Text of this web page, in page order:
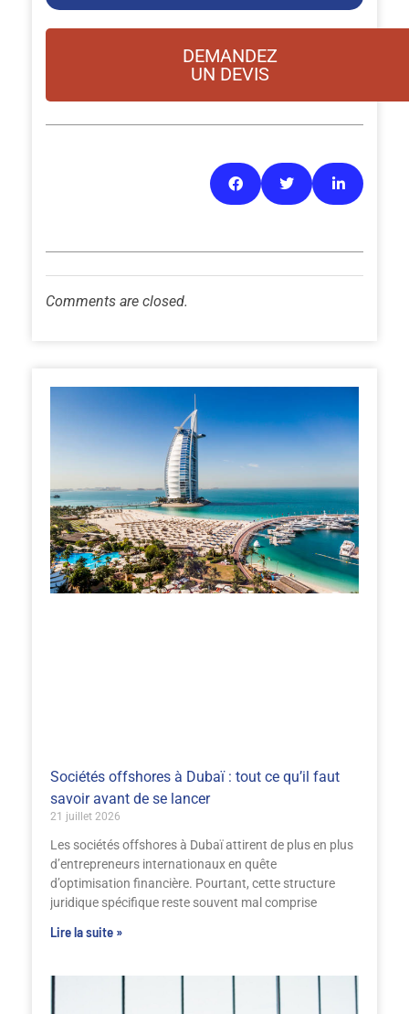
DEMANDEZ
UN DEVIS
Comments are closed.
Sociétés offshores à Dubaï : tout ce qu’il faut
savoir avant de se lancer
21 juillet 2026
Les sociétés offshores à Dubaï attirent de plus en plus
d’entrepreneurs internationaux en quête
d’optimisation financière. Pourtant, cette structure
juridique spécifique reste souvent mal comprise
Lire la suite »